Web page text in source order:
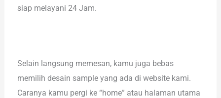
siap melayani 24 Jam.
Selain langsung memesan, kamu juga bebas
memilih desain sample yang ada di website kami.
Caranya kamu pergi ke “home” atau halaman utama